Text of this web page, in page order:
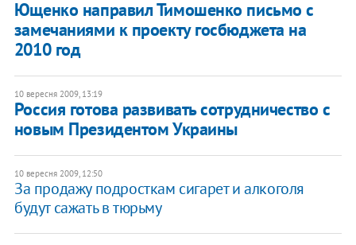
Ющенко направил Тимошенко письмо с
замечаниями к проекту госбюджета на
2010 год
10 вересня 2009, 13:19
Россия готова развивать сотрудничество с
новым Президентом Украины
10 вересня 2009, 12:50
За продажу подросткам сигарет и алкоголя
будут сажать в тюрьму